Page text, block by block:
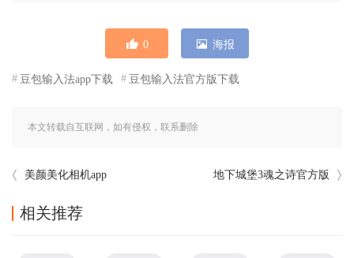
0 海报
豆包输入法app下载 豆包输入法官方版下载
本文转载自互联网，如有侵权，联系删除
美颜美化相机app 地下城堡3魂之诗官方版
相关推荐